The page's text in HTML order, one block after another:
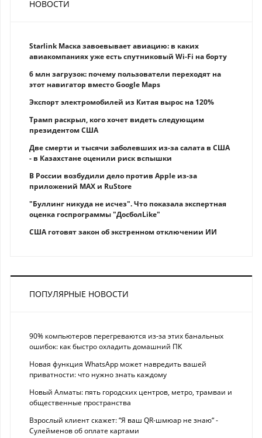
НОВОСТИ
Starlink Маска завоевывает авиацию: в каких
авиакомпаниях уже есть спутниковый Wi-Fi на борту
6 млн загрузок: почему пользователи переходят на
этот навигатор вместо Google Maps
Экспорт электромобилей из Китая вырос на 120%
Трамп раскрыл, кого хочет видеть следующим
президентом США
Две смерти и тысячи заболевших из-за салата в США
- в Казахстане оценили риск вспышки
В России возбудили дело против Apple из-за
приложений MAX и RuStore
"Буллинг никуда не исчез". Что показала экспертная
оценка госпрограммы "ДосболLike"
США готовят закон об экстренном отключении ИИ
ПОПУЛЯРНЫЕ НОВОСТИ
90% компьютеров перегреваются из-за этих банальных
ошибок: как быстро охладить домашний ПК
Новая функция WhatsApp может навредить вашей
приватности: что нужно знать каждому
Новый Алматы: пять городских центров, метро, трамваи и
общественные пространства
Взрослый клиент скажет: “Я ваш QR-шмюар не знаю“ -
Сулейменов об оплате картами